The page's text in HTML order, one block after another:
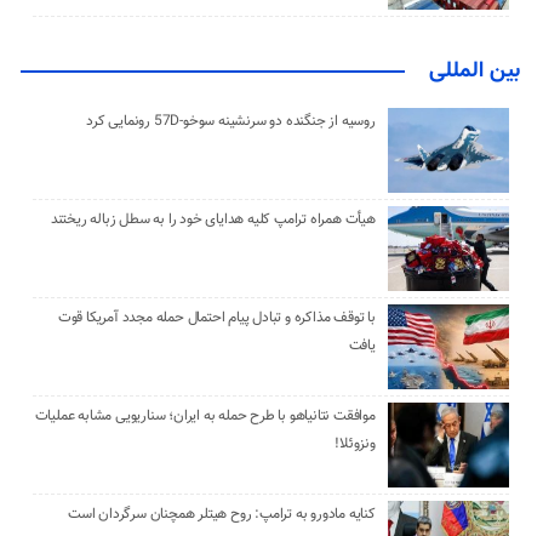
بین المللی
روسیه از جنگنده دو سرنشینه سوخو-57D رونمایی کرد
هیأت همراه ترامپ کلیه هدایای خود را به سطل زباله ریختند
با توقف مذاکره و تبادل پیام احتمال حمله مجدد آمریکا قوت
یافت
موافقت نتانیاهو با طرح حمله به ایران؛ سناریویی مشابه عملیات
ونزوئلا!
کنایه مادورو به ترامپ: روح هیتلر همچنان سرگردان است